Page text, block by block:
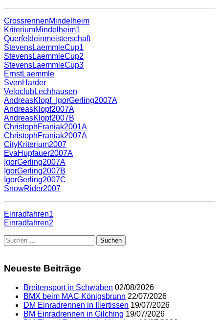
CrossrennenMindelheim
KriteriumMindelheim1
Querfeldeinmeisterschaft
StevensLaemmleCup1
StevensLaemmleCup2
StevensLaemmleCup3
ErnstLaemmle
SvenHarder
VeloclubLechhausen
AndreasKlopf_IgorGerling2007A
AndreasKlopf2007A
AndreasKlopf2007B
ChristophFraniak2001A
ChristophFraniak2007A
CityKriterium2007
EvaHupfauer2007A
IgorGerling2007A
IgorGerling2007B
IgorGerling2007C
SnowRider2007
Einradfahren1
Einradfahren2
Suchen
nach:
Neueste Beiträge
Breitensport in Schwaben 02/08/2026
BMX beim MAC Königsbrunn 22/07/2026
DM Einradrennen in Illertissen 19/07/2026
BM Einradrennen in Gilching 19/07/2026